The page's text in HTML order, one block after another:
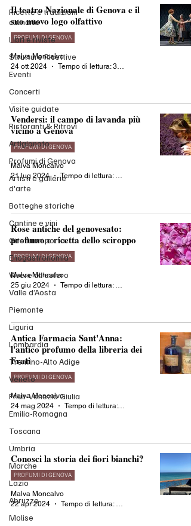
Ricette e tradizioni
culinarie
Libri e riviste
Strutture Ricettive
Eventi
Concerti
Visite guidate
Ristoranti & Ritrovi
Artigianato
Profumi di Genova
Artisti e gallerie
d'arte
Botteghe storiche
Cantine e vini
Gite fuori porta
Enogastronomia
Vivere all'estero
Valle d’Aosta
Piemonte
Liguria
Lombardia
Trentino-Alto Adige
Veneto
Friuli-Venezia Giulia
Emilia-Romagna
Toscana
Umbria
Marche
Lazio
Abruzzo
Molise
Il teatro Nazionale di Genova e il
suo nuovo logo olfattivo
PROFUMI DI GENOVA
Malva Moncalvo
24 ott 2024
Vendersi: il campo di lavanda più
vicino a Genova
PROFUMI DI GENOVA
Malva Moncalvo
21 lug 2024
Rose antiche del genovesato:
profumo e ricetta dello sciroppo
PROFUMI DI GENOVA
Malva Moncalvo
25 giu 2024
Antica Farmacia Sant'Anna:
l'antico profumo della libreria dei
Frati
PROFUMI DI GENOVA
Malva Moncalvo
24 mag 2024
Tempo di lettura: 3 min
Conosci la storia dei fiori bianchi?
PROFUMI DI GENOVA
Malva Moncalvo
22 apr 2024